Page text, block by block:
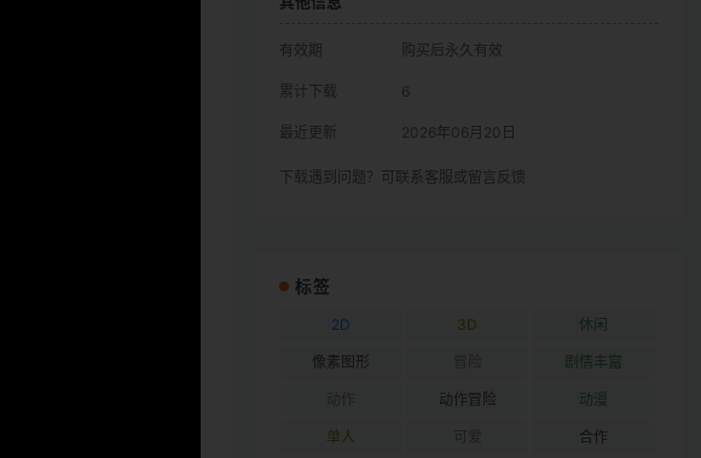
有效期 购买后永久有效
累计下载 6
最近更新 2026年06月20日
下载遇到问题？可联系客服或留言反馈
标签
2D 3D 休闲
像素图形 剧情丰富
动作冒险 动漫
单人 合作